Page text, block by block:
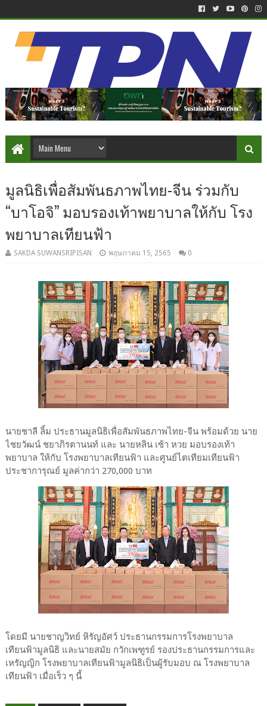
มูลนิธิเพื่อสัมพันธภาพไทย-จีน ร่วมกับ
“บาโอจิ” มอบรองเท้าพยาบาลให้กับ โรง
พยาบาลเทียนฟ้า
SAKDA SUWANSRIPISAN พฤษภาคม 15, 2565 0
นายชาลี ลิ้ม ประธานมูลนิธิเพื่อสัมพันธภาพไทย-จีน พร้อมด้วย นาย
ไชยวัฒน์ ชยาภิรตานนท์ และ นายหลิน เซ้า หวย มอบรองเท้า
พยาบาล ให้กับ โรงพยาบาลเทียนฟ้า และศูนย์ไตเทียมเทียนฟ้า
ประชาการุณย์ มูลค่ากว่า 270,000 บาท
โดยมี นายชาญวิทย์ หิรัญอัศว์ ประธานกรรมการโรงพยาบาล
เทียนฟ้ามูลนิธิ และนายสมัย กวักเพฑูรย์ รองประธานกรรมการและ
เหรัญญิก โรงพยาบาลเทียนฟ้ามูลนิธิเป็นผู้รับมอบ ณ โรงพยาบาล
เทียนฟ้า เมื่อเร็ว ๆ นี้